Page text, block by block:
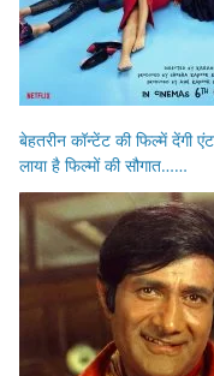
बेहतरीन कॉन्टेंट की फिल्में देंगी
लाया है फिल्मों की सौगात……